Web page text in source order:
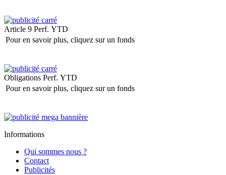
Article 9 Perf. YTD
Pour en savoir plus, cliquez sur un fonds
Obligations Perf. YTD
Pour en savoir plus, cliquez sur un fonds
Informations
Qui sommes nous ?
Contact
Publicités